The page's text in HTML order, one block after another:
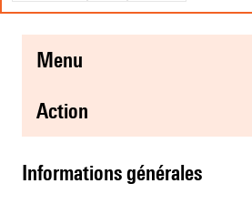
menu
action
informations générales